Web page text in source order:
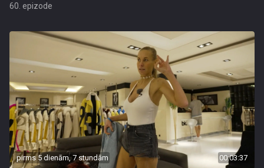
60. epizode
pirms 5 dienām, 7 stundām 00:03:37